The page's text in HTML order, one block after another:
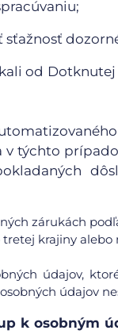
od
v týchto
zárukách
tretej krajiny
údajov,
údajov
k osobným